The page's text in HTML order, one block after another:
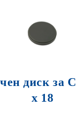
диск за
х 18